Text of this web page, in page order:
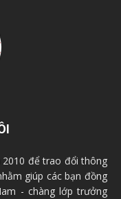
để trao đổi thông
giúp các bạn đồng
- chàng lớp trưởng